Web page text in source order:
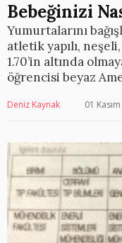
Bebeğinizi
Yumurtalarını
atletik yapılı, neşeli,
1.70’in altında
öğrencisi beyaz
Deniz Kaynak 01